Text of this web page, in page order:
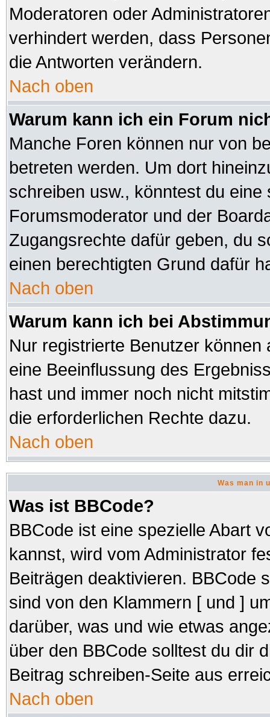
Moderatoren oder
verhindert werden, dass
die Antworten verändern.
Nach oben
Warum kann ich ein Forum
Manche Foren können nur von
betreten werden. Um dort
schreiben usw., könntest du
Forumsmoderator und der
Zugangsrechte dafür geben, du
einen berechtigten Grund dafür
Nach oben
Warum kann ich bei
Nur registrierte Benutzer
eine Beeinflussung des
hast und immer noch nicht
die erforderlichen Rechte dazu.
Nach oben
Was man in
Was ist BBCode?
BBCode ist eine spezielle Abart
kannst, wird vom Administrator
Beiträgen deaktivieren. BBCode
sind von den Klammern [ und ]
darüber, was und wie etwas
über den BBCode solltest du dir
Beitrag schreiben-Seite aus
Nach oben